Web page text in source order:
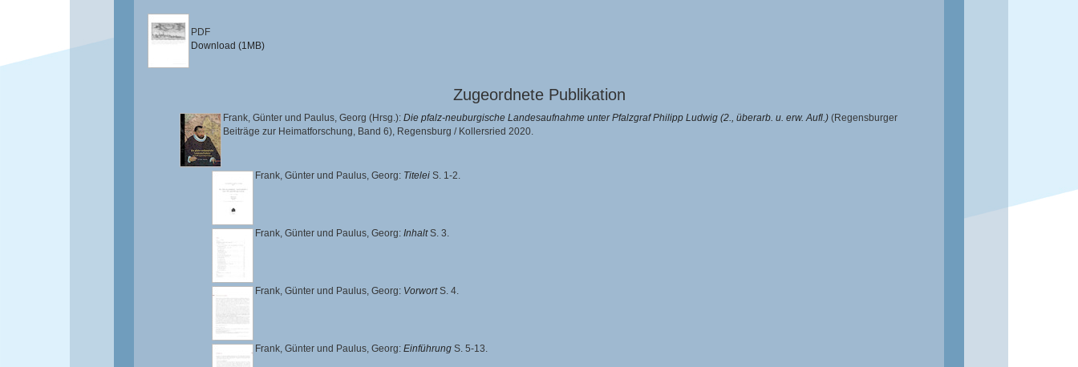
PDF
Download (1MB)
Zugeordnete Publikation
Frank, Günter und Paulus, Georg (Hrsg.): Die pfalz-neuburgische Landesaufnahme unter Pfalzgraf Philipp Ludwig (2., überarb. u. erw. Aufl.) (Regensburger
Beiträge zur Heimatforschung, Band 6), Regensburg / Kollersried 2020.
Frank, Günter und Paulus, Georg: Titelei S. 1-2.
Frank, Günter und Paulus, Georg: InhaltS. 3.
Frank, Günter und Paulus, Georg: VorwortS. 4.
Frank, Günter und Paulus, Georg: Einführung S. 5-13.